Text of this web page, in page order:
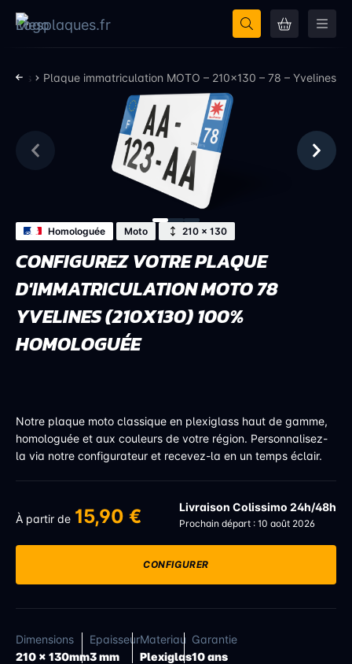
Plaque immatriculation MOTO – 210×130 – 78 – Yvelines
Homologuée Moto 210 × 130
CONFIGUREZ VOTRE PLAQUE
D'IMMATRICULATION MOTO 78
YVELINES (210X130) 100%
HOMOLOGUÉE
Notre plaque moto classique en plexiglass haut de gamme,
homologuée et aux couleurs de votre région. Personnalisez-
la via notre configurateur et recevez-la en un temps éclair.
À partir de 15,90 € Livraison Colissimo 24h/48h
Prochain départ : 10 août 2026
CONFIGURER
Dimensions
210 x 130mm
Epaisseur
3 mm
Materiau
Plexiglas
Garantie
10 ans